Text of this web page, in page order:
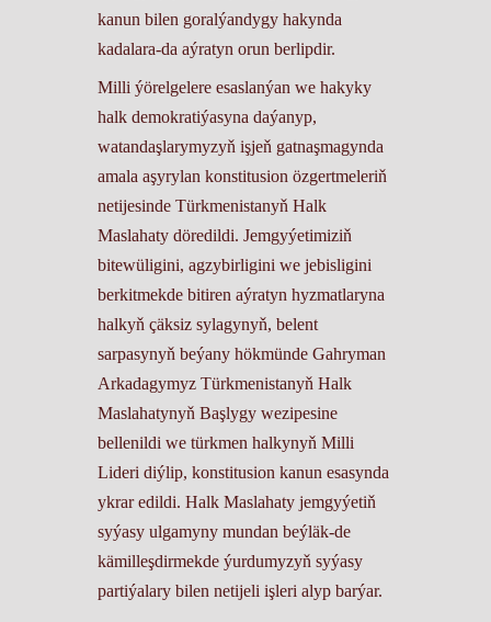
kanun bilen goralýandygy hakynda
kadalara-da aýratyn orun berlipdir.
Milli ýörelgelere esaslanýan we hakyky
halk demokratiýasyna daýanyp,
watandaşlarymyzyň işjeň gatnaşmagynda
amala aşyrylan konstitusion özgertmeleriň
netijesinde Türkmenistanyň Halk
Maslahaty döredildi. Jemgyýetimiziň
bitewüligini, agzybirligini we jebisligini
berkitmekde bitiren aýratyn hyzmatlaryna
halkyň çäksiz sylagynyň, belent
sarpasynyň beýany hökmünde Gahryman
Arkadagymyz Türkmenistanyň Halk
Maslahatynyň Başlygy wezipesine
bellenildi we türkmen halkynyň Milli
Lideri diýlip, konstitusion kanun esasynda
ykrar edildi. Halk Maslahaty jemgyýetiň
syýasy ulgamyny mundan beýläk-de
kämilleşdirmekde ýurdumyzyň syýasy
partiýalary bilen netijeli işleri alyp barýar.